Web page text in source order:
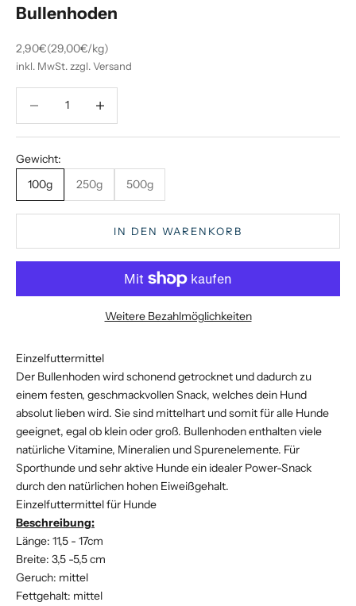
Bullenhoden
Angebot
2,90€(29,00€/kg)
inkl. MwSt. zzgl. Versand
Gewicht:
100g
250g 500g
IN DEN WARENKORB
Weitere Bezahlmöglichkeiten
Einzelfuttermittel
Der Bullenhoden wird schonend getrocknet und dadurch zu
einem festen, geschmackvollen Snack, welches dein Hund
absolut lieben wird. Sie sind mittelhart und somit für alle Hunde
geeignet, egal ob klein oder groß. Bullenhoden enthalten viele
natürliche Vitamine, Mineralien und Spurenelemente. Für
Sporthunde und sehr aktive Hunde ein idealer Power-Snack
durch den natürlichen hohen Eiweißgehalt.
Einzelfuttermittel für Hunde
Beschreibung:
Länge: 11,5 - 17cm
Breite: 3,5 -5,5 cm
Geruch: mittel
Fettgehalt: mittel